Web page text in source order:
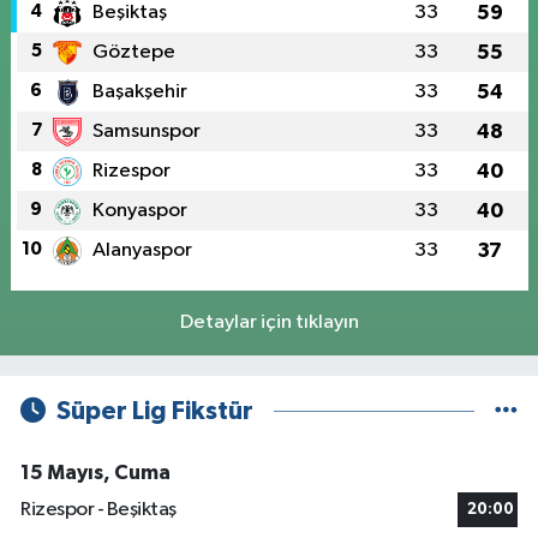
4 Beşiktaş 33 59
5 Göztepe 33 55
6 Başakşehir 33 54
7 Samsunspor 33 48
8 Rizespor 33 40
9 Konyaspor 33 40
10 Alanyaspor 33 37
Detaylar için tıklayın
Süper Lig Fikstür
15 Mayıs, Cuma
Rizespor - Beşiktaş
20:00